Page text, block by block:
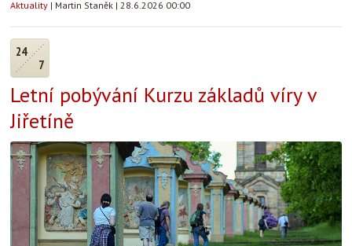
Aktuality | Martin Staněk | 28.6.2026 00:00
24
7
Letní pobývání Kurzu základů víry v
Jiřetíně